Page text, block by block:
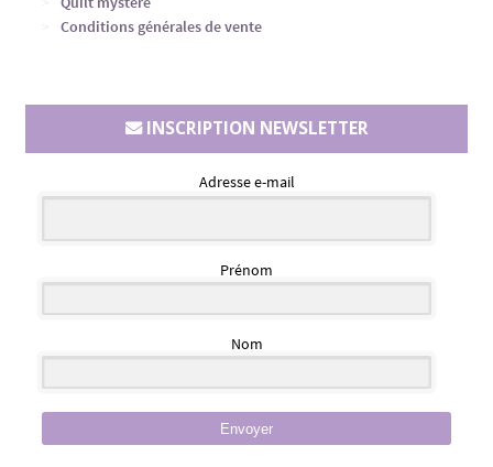
Conditions générales de vente
INSCRIPTION NEWSLETTER
Adresse e-mail
Prénom
Nom
Envoyer